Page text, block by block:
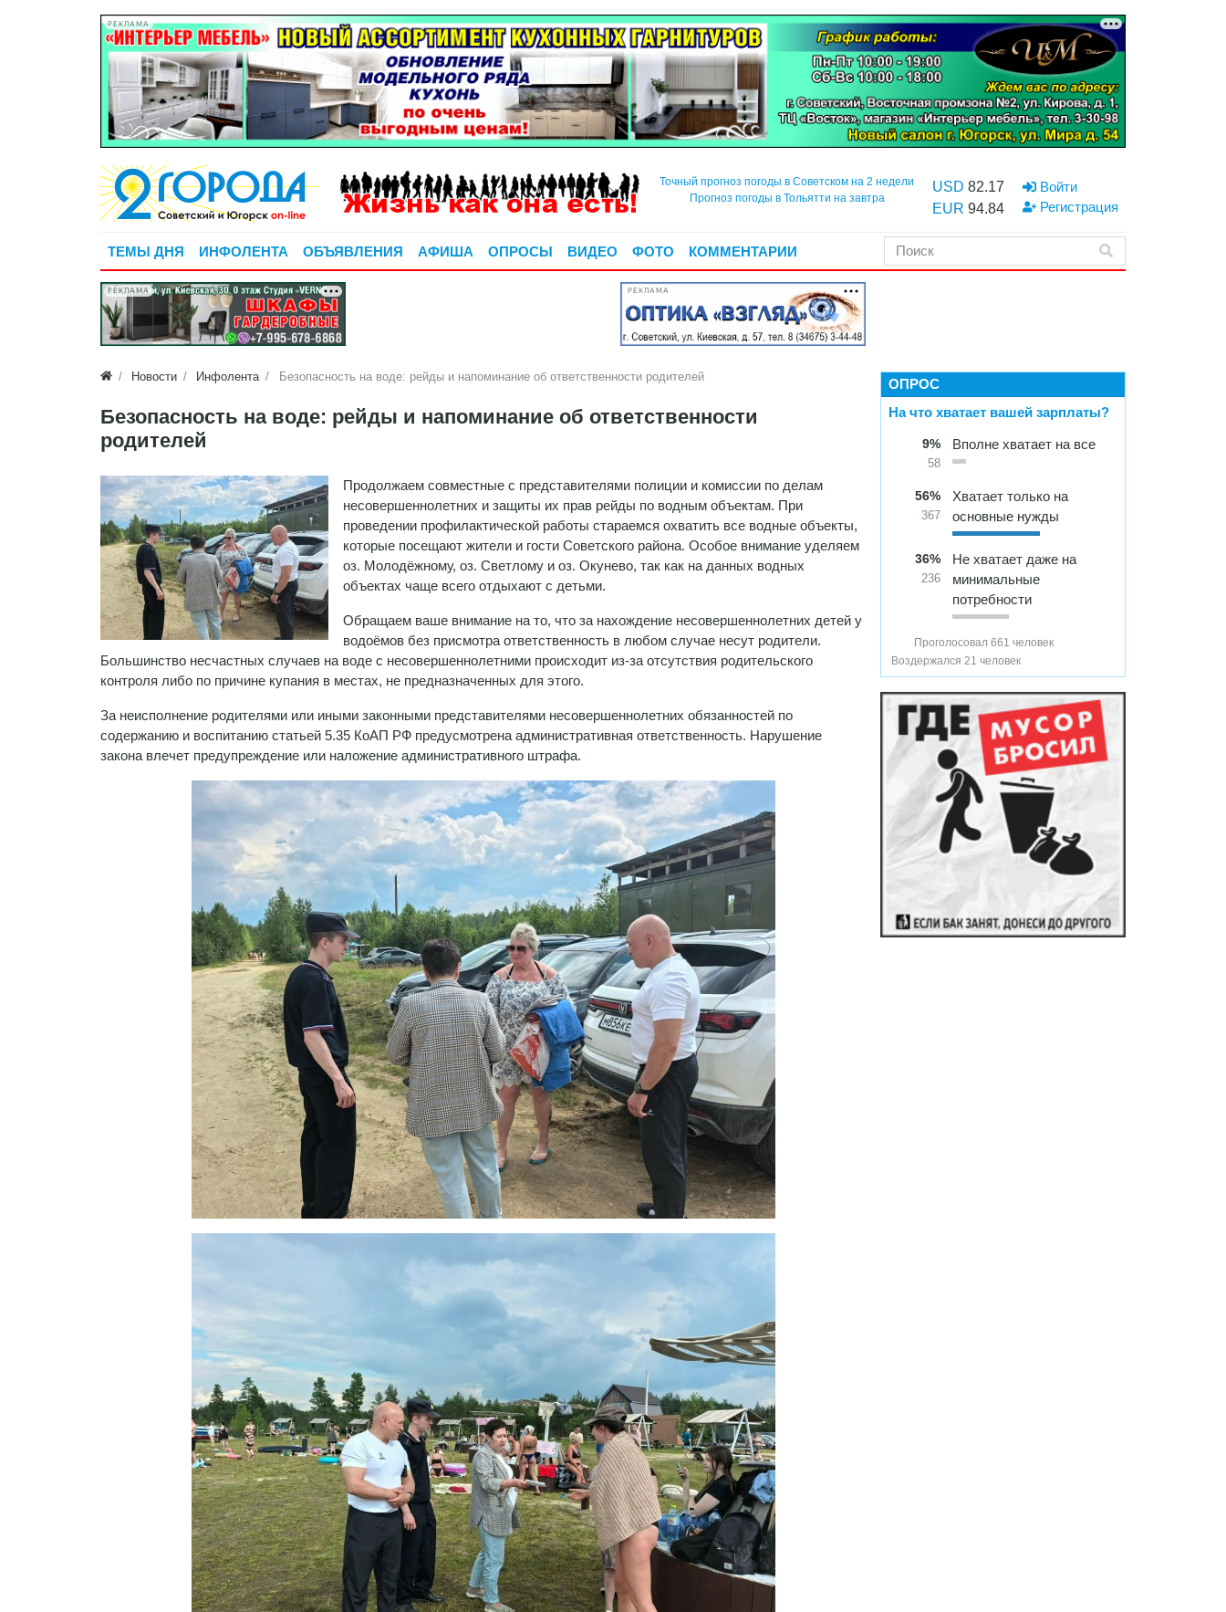
РЕКЛАМА
Точный прогноз погоды в Советском на 2 недели
Прогноз погоды в Тольятти на завтра
USD 82.17
EUR 94.84
Войти
Регистрация
ТЕМЫ ДНЯ ИНФОЛЕНТА ОБЪЯВЛЕНИЯ АФИША ОПРОСЫ ВИДЕО ФОТО КОММЕНТАРИИ
РЕКЛАМА РЕКЛАМА
Новости Инфолента Безопасность на воде: рейды и напоминание об ответственности родителей
Безопасность на воде: рейды и напоминание об ответственности
родителей
Продолжаем совместные с представителями полиции и комиссии по делам
несовершеннолетних и защиты их прав рейды по водным объектам. При
проведении профилактической работы стараемся охватить все водные объекты,
которые посещают жители и гости Советского района. Особое внимание уделяем
оз. Молодёжному, оз. Светлому и оз. Окунево, так как на данных водных
объектах чаще всего отдыхают с детьми.
Обращаем ваше внимание на то, что за нахождение несовершеннолетних детей у
водоёмов без присмотра ответственность в любом случае несут родители.
Большинство несчастных случаев на воде с несовершеннолетними происходит из-за отсутствия родительского
контроля либо по причине купания в местах, не предназначенных для этого.
За неисполнение родителями или иными законными представителями несовершеннолетних обязанностей по
содержанию и воспитанию статьей 5.35 КоАП РФ предусмотрена административная ответственность. Нарушение
закона влечет предупреждение или наложение административного штрафа.
ОПРОС
На что хватает вашей зарплаты?
9%
58
Вполне хватает на все
56%
367
Хватает только на
основные нужды
36%
236
Не хватает даже на
минимальные
потребности
Проголосовал 661 человек
Воздержался 21 человек